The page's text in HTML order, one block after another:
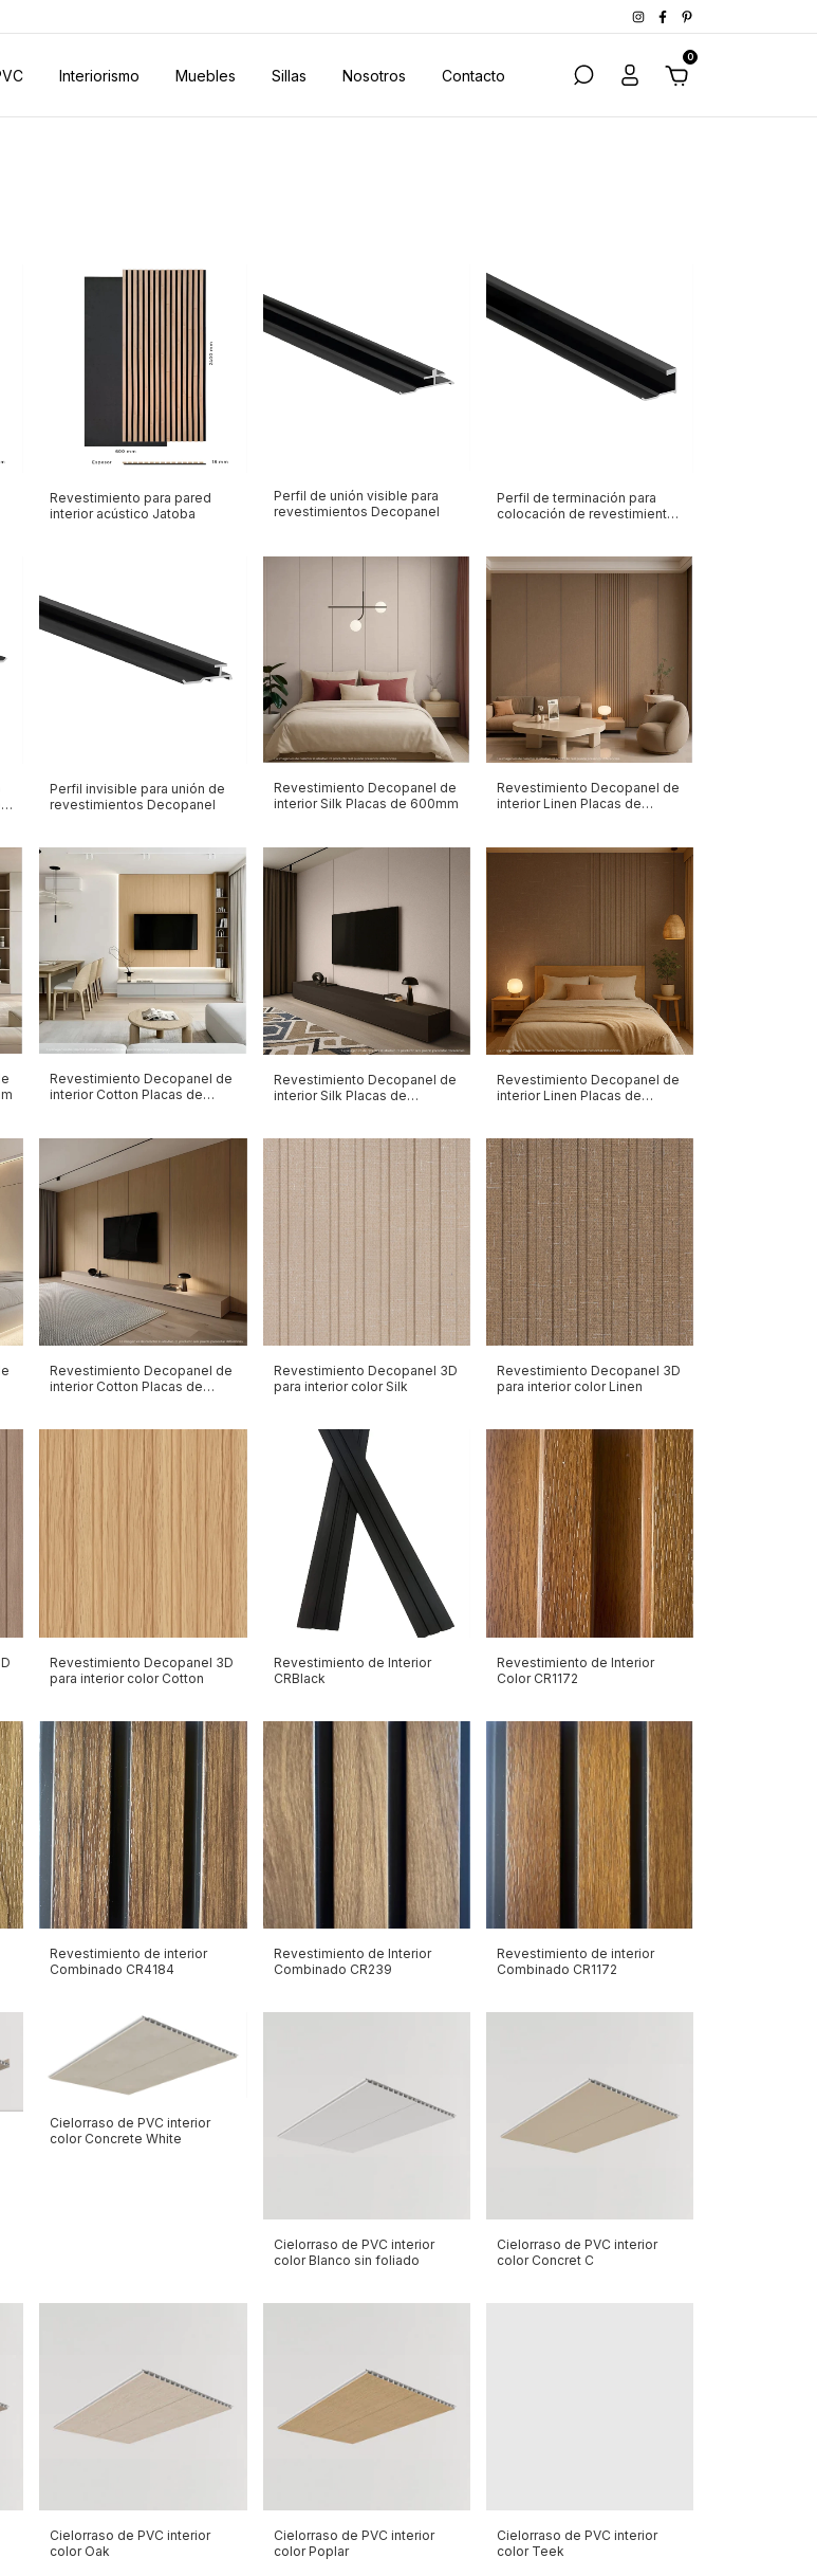
Interiorismo Muebles Sillas Nosotros Contacto
0
Revestimiento para pared
interior acústico Jatoba
Perfil de unión visible para
revestimientos Decopanel
Perfil de terminación para
colocación de revestimientos
Perfil invisible para unión de
revestimientos Decopanel
Revestimiento Decopanel de
interior Silk Placas de 600mm
Revestimiento Decopanel de
interior Linen Placas de
Revestimiento Decopanel de
interior Cotton Placas de
Revestimiento Decopanel de
interior Silk Placas de
Revestimiento Decopanel de
interior Linen Placas de
Revestimiento Decopanel de
interior Cotton Placas de
Revestimiento Decopanel 3D
para interior color Silk
Revestimiento Decopanel 3D
para interior color Linen
Revestimiento Decopanel 3D
para interior color Cotton
Revestimiento de Interior
CRBlack
Revestimiento de Interior
Color CR1172
Revestimiento de interior
Combinado CR4184
Revestimiento de Interior
Combinado CR239
Revestimiento de interior
Combinado CR1172
Cielorraso de PVC interior
color Concrete White
Cielorraso de PVC interior
color Blanco sin foliado
Cielorraso de PVC interior
color Concret C
Cielorraso de PVC interior
color Oak
Cielorraso de PVC interior
color Poplar
Cielorraso de PVC interior
color Teek